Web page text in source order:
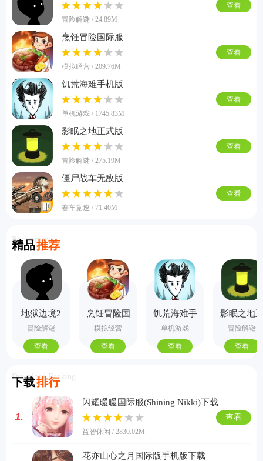
冒险解谜 / 24.89M
查看
烹饪冒险国际服
模拟经营 / 209.76M
查看
饥荒海难手机版
单机游戏 / 1745.83M
查看
影眠之地正式版
冒险解谜 / 275.19M
查看
僵尸战车无敌版
赛车竞速 / 71.40M
查看
精品推荐
Recommend
地狱边境2
手机版
冒险解谜
查看
烹饪冒险国
际服
模拟经营
查看
饥荒海难手
机版
单机游戏
查看
影眠之地
式版
冒险解谜
查看
下载排行
Download Ranking
1.
闪耀暖暖国际服(Shining Nikki)下载
益智休闲 / 2830.02M
查看
花亦山心之月国际版手机版下载